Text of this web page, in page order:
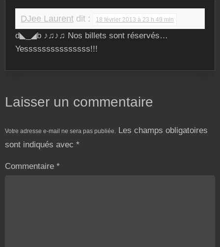
DJee Laurent dit : 18 février 2013 à 23 h 49 min
d◣_◢b ♪♫♪♫ Nos billets sont réservés…
Yesssssssssssssss!!!
Laisser un commentaire
Votre adresse e-mail ne sera pas publiée. Les champs obligatoires
sont indiqués avec *
Commentaire *